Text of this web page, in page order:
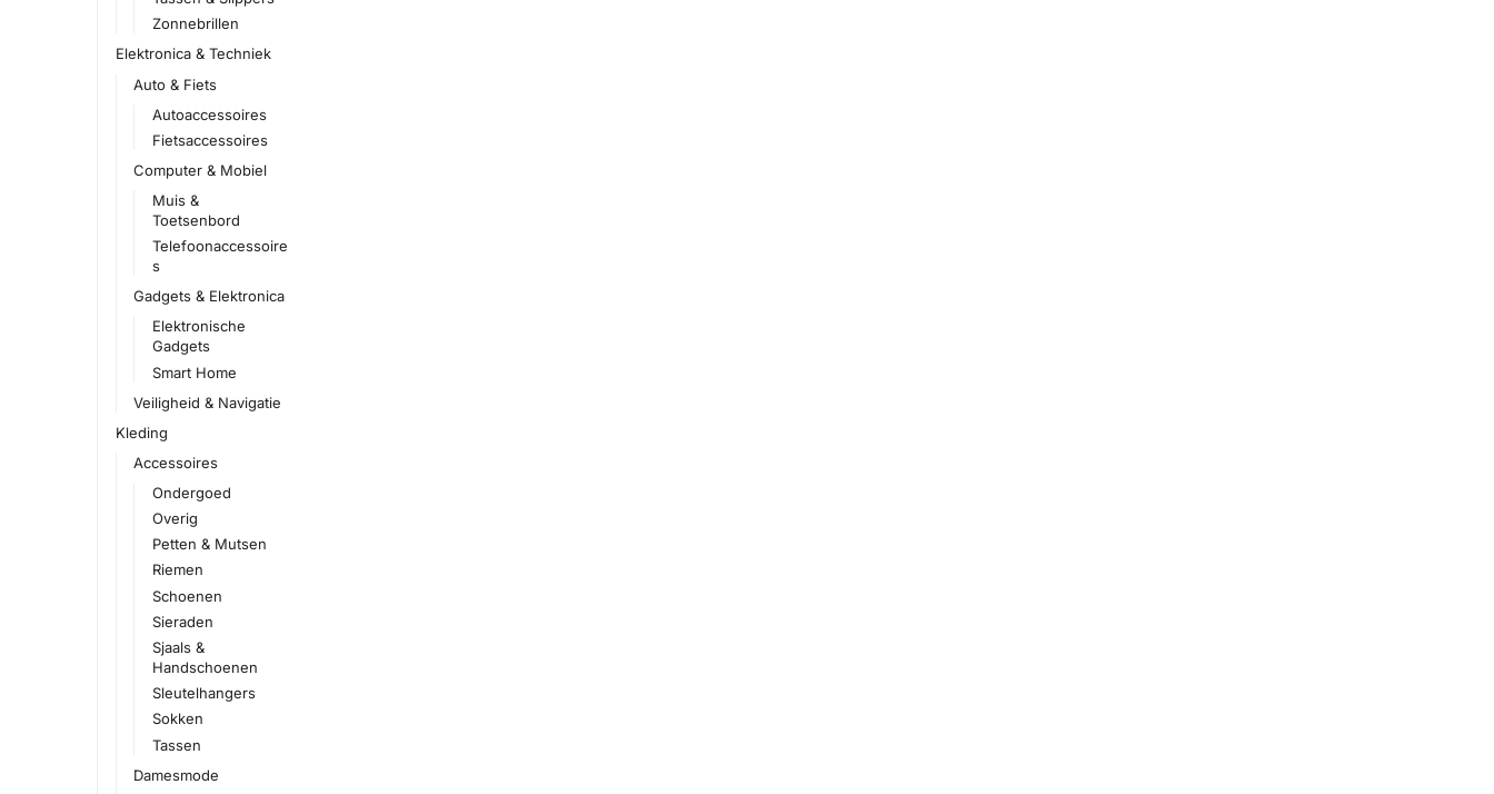
Zonnebrillen
Elektronica & Techniek
Auto & Fiets
Autoaccessoires
Fietsaccessoires
Computer & Mobiel
Muis &
Toetsenbord
Telefoonaccessoire
s
Gadgets & Elektronica
Elektronische
Gadgets
Smart Home
Veiligheid & Navigatie
Kleding
Accessoires
Ondergoed
Overig
Petten & Mutsen
Riemen
Schoenen
Sieraden
Sjaals &
Handschoenen
Sleutelhangers
Sokken
Tassen
Damesmode